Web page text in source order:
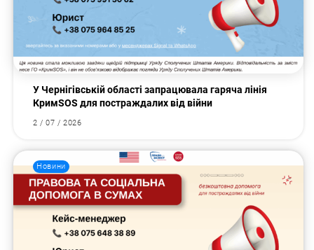
У Чернігівській області запрацювала гаряча лінія
КримSOS для постраждалих від війни
2 / 07 / 2026
Новини